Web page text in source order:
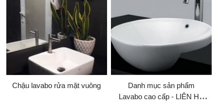
Chậu lavabo rửa mặt vuông
Danh mục sản phẩm
Lavabo cao cấp - LIÊN HỆ